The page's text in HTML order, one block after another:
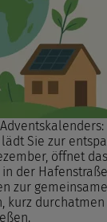
lädt Sie zur
öffnet
in der
zur
kurz durchatmen